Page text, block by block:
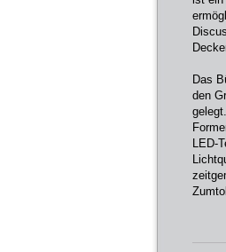
Das
den
LED-